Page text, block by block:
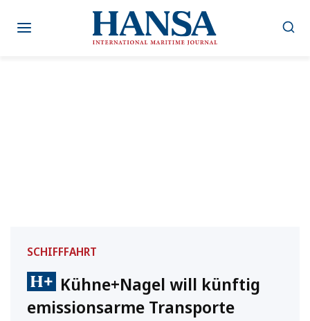
Inhalt
SCHIFFFAHRT
Kühne+Nagel will künftig
emissionsarme Transporte